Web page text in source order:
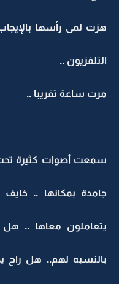
هزت لمى رأسها
التلفزيون ..
مرت ساعة تقريبا ..
سمعت أصوات كثيرة
جامدة بمكانها ..
يتعاملون معاها ..
بالنسبه لهم.. هل راح